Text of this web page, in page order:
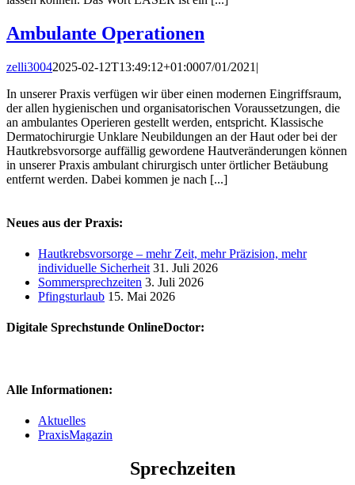
Ambulante Operationen
zelli30042025-02-12T13:49:12+01:0007/01/2021 |
In unserer Praxis verfügen wir über einen modernen Eingriffsraum,
der allen hygienischen und organisatorischen Voraussetzungen, die
an ambulantes Operieren gestellt werden, entspricht. Klassische
Dermatochirurgie Unklare Neubildungen an der Haut oder bei der
Hautkrebsvorsorge auffällig gewordene Hautveränderungen können
in unserer Praxis ambulant chirurgisch unter örtlicher Betäubung
entfernt werden. Dabei kommen je nach [...]
Neues aus der Praxis:
Hautkrebsvorsorge – mehr Zeit, mehr Präzision, mehr
individuelle Sicherheit 31. Juli 2026
Sommersprechzeiten 3. Juli 2026
Pfingsturlaub 15. Mai 2026
Digitale Sprechstunde OnlineDoctor:
Alle Informationen:
Aktuelles
PraxisMagazin
Sprechzeiten